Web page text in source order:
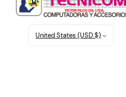
United States (USD $)